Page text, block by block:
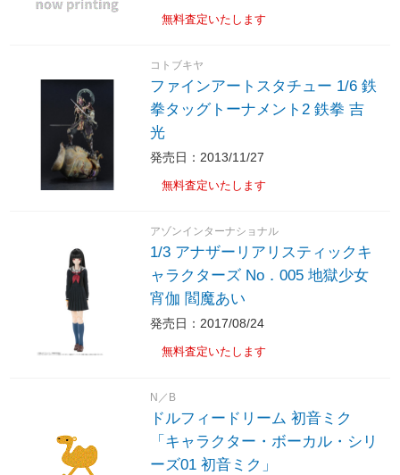
無料査定いたします
コトブキヤ
ファインアートスタチュー 1/6 鉄
拳タッグトーナメント2 鉄拳 吉
光
発売日：2013/11/27
無料査定いたします
アゾンインターナショナル
1/3 アナザーリアリスティックキ
ャラクターズ No．005 地獄少女
宵伽 閻魔あい
発売日：2017/08/24
無料査定いたします
N／B
ドルフィードリーム 初音ミク
「キャラクター・ボーカル・シリ
ーズ01 初音ミク」